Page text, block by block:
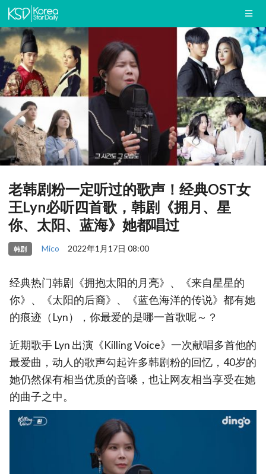
老韩剧粉一定听过的歌声！经典OST女
王Lyn必听四首歌，韩剧《拥月、星
你、太阳、蓝海》她都唱过
韩剧 Mico 2022年1月17日 08:00
经典热门韩剧《拥抱太阳的月亮》、《来自星星的
你》、《太阳的后裔》、《蓝色海洋的传说》都有她
的痕迹（Lyn），你最爱的是哪一首歌呢～？
近期歌手 Lyn 出演《Killing Voice》一次献唱多首他的
最爱曲，动人的歌声勾起许多韩剧粉的回忆，40岁的
她仍然保有相当优质的音嗓，也让网友相当享受在她
的曲子之中。